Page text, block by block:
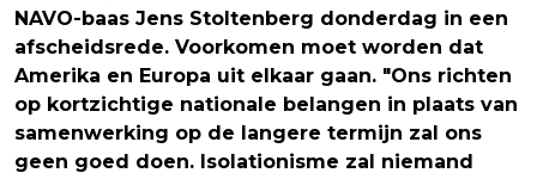
NAVO-baas Jens Stoltenberg donderdag in een
afscheidsrede. Voorkomen moet worden dat
Amerika en Europa uit elkaar gaan. "Ons richten
op kortzichtige nationale belangen in plaats van
samenwerking op de langere termijn zal ons
geen goed doen. Isolationisme zal niemand